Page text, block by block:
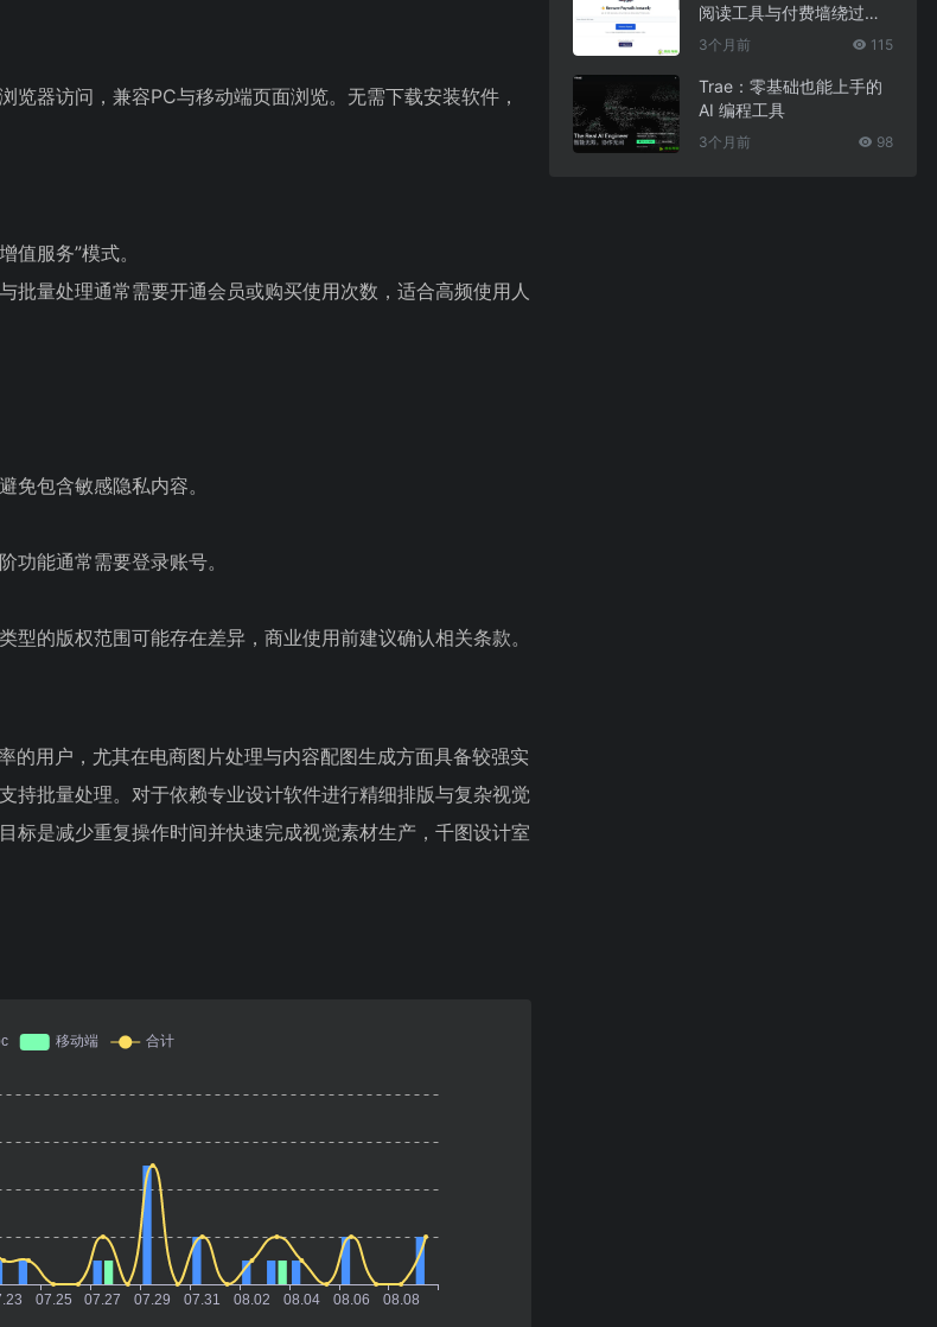
览器访问，兼容PC与移动端页面浏览。无需下载安装软件，
服务”模式。
批量处理通常需要开通会员或购买使用次数，适合高频使用人
免包含敏感隐私内容。
功能通常需要登录账号。
的版权范围可能存在差异，商业使用前建议确认相关条款。
的用户，尤其在电商图片处理与内容配图生成方面具备较强实
持批量处理。对于依赖专业设计软件进行精细排版与复杂视觉
标是减少重复操作时间并快速完成视觉素材生产，千图设计室
阅读工具与付费墙绕过助
手
3个月前 115
Trae：零基础也能上手的
AI 编程工具
3个月前 98